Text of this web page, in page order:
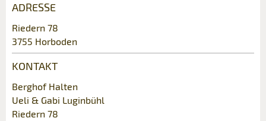
Anzeige beanstanden
Ihr Feedback wird sehr geschätzt!
Allgemeines Feedback
Anzeige nicht mehr gültig
Anzeige unvollständig
Anzeige weiterempfehlen
Empfehlen Sie diese Anzeige an Freunde
weiter.
ADRESSE
Riedern 78
3755 Horboden
KONTAKT
Berghof Halten
Ueli & Gabi Luginbühl
Riedern 78